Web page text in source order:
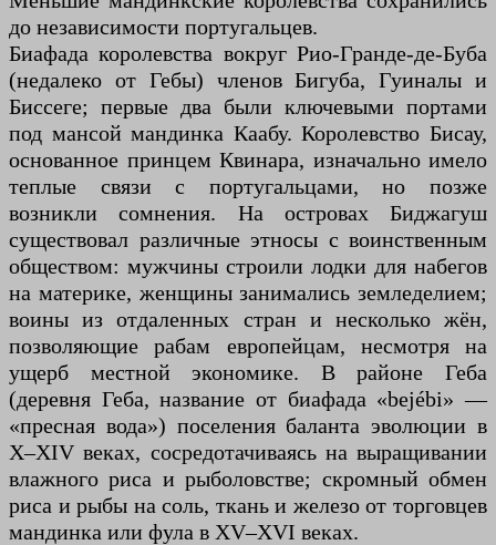
до независимости португальцев.
Биафада королевства вокруг Рио-Гранде-де-Буба
(недалеко от Гебы) членов Бигуба, Гуиналы и
Биссеге; первые два были ключевыми портами
под мансой мандинка Каабу. Королевство Бисау,
основанное принцем Квинара, изначально имело
теплые связи с португальцами, но позже
возникли сомнения. На островах Биджагуш
существовал различные этносы с воинственным
обществом: мужчины строили лодки для набегов
на материке, женщины занимались земледелием;
воины из отдаленных стран и несколько жён,
позволяющие рабам европейцам, несмотря на
ущерб местной экономике. В районе Геба
(деревня Геба, название от биафада «bejébi» —
«пресная вода») поселения баланта эволюции в
X–XIV веках, сосредотачиваясь на выращивании
влажного риса и рыболовстве; скромный обмен
риса и рыбы на соль, ткань и железо от торговцев
мандинка или фула в XV–XVI веках.